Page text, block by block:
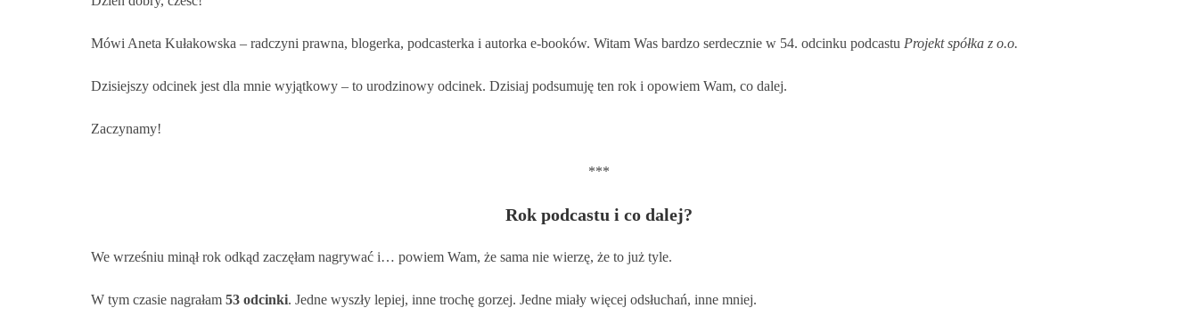
Mówi Aneta Kułakowska – radczyni prawna, blogerka, podcasterka i autorka e-booków. Witam Was bardzo serdecznie w 54. odcinku podcastu Projekt spółka z o.o.
Dzisiejszy odcinek jest dla mnie wyjątkowy – to urodzinowy odcinek. Dzisiaj podsumuję ten rok i opowiem Wam, co dalej.
Zaczynamy!
***
Rok podcastu i co dalej?
We wrześniu minął rok odkąd zaczęłam nagrywać i… powiem Wam, że sama nie wierzę, że to już tyle.
W tym czasie nagrałam 53 odcinki. Jedne wyszły lepiej, inne trochę gorzej. Jedne miały więcej odsłuchań, inne mniej.